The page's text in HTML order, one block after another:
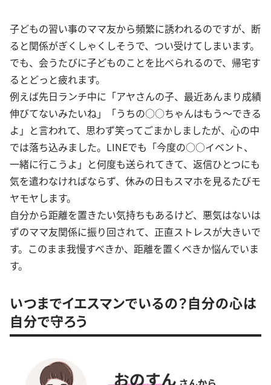
子どもの習い事のママ友から頻繁に誘われるのですが、断
ると関係がぎくしゃくしそうで、つい受けてしまいます。
でも、会うたびに子どものことを比べられるので、帰宅す
るとどっと疲れます。
例えば先日ランチ中に「アヤさんの子、最近あんまり成績
伸びてないみたいね」「うちの○○ちゃんはもう〜できる
よ」と言われて、思わず笑ってごまかしましたが、心の中
では落ち込みました。LINEでも「今度の○○イベント、
一緒に行こうよ」と何度も送られてきて、返信ひとつにも
気を遣わなければならず、休みの日もスマホを見るたびモ
ヤモヤします。
自分から距離を置きたい気持ちもあるけど、悪気はないは
ずのママ友関係に振り回されて、正直ストレスが大きいで
す。このまま我慢すべきか、距離を置くべきか悩んでいま
す。
いつまでイエスマンでいるの？自分の心は
自分で守ろう